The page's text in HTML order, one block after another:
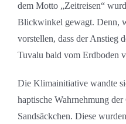
dem Motto „Zeitreisen“
Blickwinkel gewagt. Denn,
vorstellen, dass der Anstieg
Tuvalu bald vom Erdboden
Die Klimainitiative wandte
haptische Wahrnehmung
Sandsäckchen. Diese